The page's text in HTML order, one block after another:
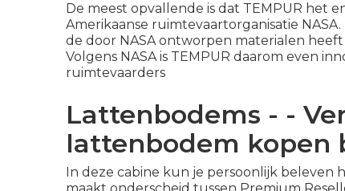
De meest opvallende is dat TEMPUR het
Amerikaanse ruimtevaartorganisatie
de door NASA ontworpen materialen
Volgens NASA is TEMPUR daarom even
ruimtevaarders
Lattenbodems - -
lattenbodem kopen
In deze cabine kun je persoonlijk beleven